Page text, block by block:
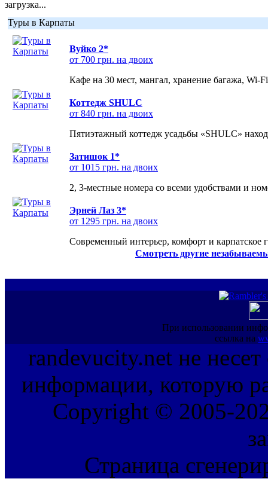
загрузка...
Туры в Карпаты
Вуйко 2*
от 700 грн. на двоих
Кафе на 30 мест, мангал, хранение багажа, Wi-
Коттедж SHULC
от 840 грн. на двоих
Пятиэтажный коттедж усадьбы «SHULC»
Затишок 1*
от 1015 грн. на двоих
2, 3-местные номера со всеми удобствами и
Эрней Лаз 3*
от 1295 грн. на двоих
Современный интерьер, комфорт и карпатское
Смотреть другие
При использовании
ссылка на
randevucity.net не несет
информации, которую
Copyright © 2005-
Страница